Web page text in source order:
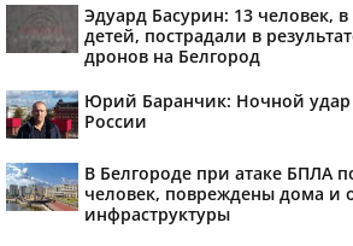
Эдуард Басурин: 13 человек,
детей, пострадали в
дронов на Белгород
Юрий Баранчик: Ночной удар
России
В Белгороде при атаке БПЛА
человек, повреждены дома и
инфраструктуры